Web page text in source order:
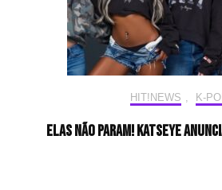
HIT!NEWS K-
Elas não param! KATSEYE